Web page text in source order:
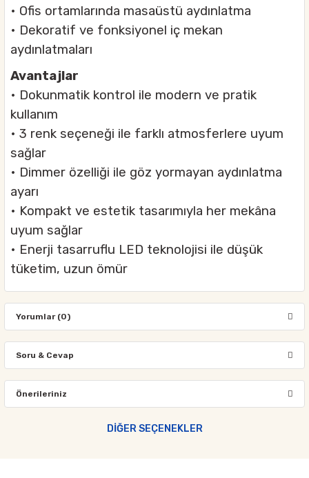
• Ofis ortamlarında masaüstü aydınlatma
• Dekoratif ve fonksiyonel iç mekan
aydınlatmaları
Avantajlar
• Dokunmatik kontrol ile modern ve pratik
kullanım
• 3 renk seçeneği ile farklı atmosferlere uyum
sağlar
• Dimmer özelliği ile göz yormayan aydınlatma
ayarı
• Kompakt ve estetik tasarımıyla her mekâna
uyum sağlar
• Enerji tasarruflu LED teknolojisi ile düşük
tüketim, uzun ömür
Yorumlar (0)
Bu ürüne ilk yorumu siz yapın!
Soru & Cevap
Ürün hakkında henüz soru sorulmamış.
Önerileriniz
Bu ürünün fiyat bilgisi, resim, ürün açıklamalarında ve diğer
DİĞER SEÇENEKLER